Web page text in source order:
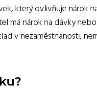
který ovlivňuje
má nárok na dávky
v nezaměstnanosti,